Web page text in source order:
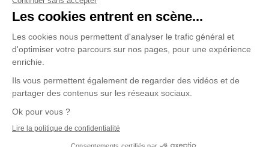
Philanthropie et partenariats
Nos politiques
Duceppe